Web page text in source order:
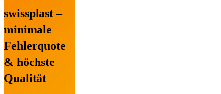
swissplast –
minimale
Fehler­quote
& höchste
Qualität